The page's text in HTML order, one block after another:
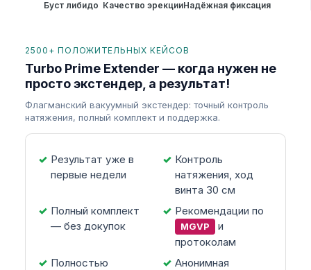
Буст либидо Качество эрекцииНадёжная фиксация
2500+ ПОЛОЖИТЕЛЬНЫХ КЕЙСОВ
Turbo Prime Extender — когда нужен не
просто экстендер, а результат!
Флагманский вакуумный экстендер: точный контроль
натяжения, полный комплект и поддержка.
Результат уже в
первые недели
Контроль
натяжения, ход
винта 30 см
Полный комплект
— без докупок
Рекомендации по
MGVP
и
протоколам
Полностью
Анонимная